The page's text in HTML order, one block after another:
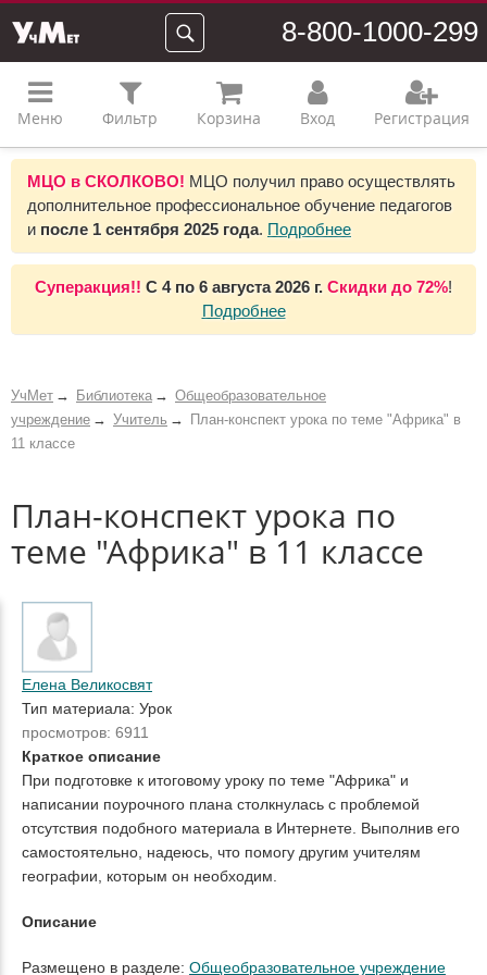
8-800-1000-299
Меню Фильтр Корзина Вход Регистрация
МЦО в СКОЛКОВО! МЦО получил право осуществлять
дополнительное профессиональное обучение педагогов
и после 1 сентября 2025 года. Подробнее
Суперакция!! С 4 по 6 августа 2026 г. Скидки до 72%!
Подробнее
УчМет Библиотека
Общеобразовательное
учреждение
Учитель
План-конспект урока по теме "Африка" в
11 классе
План-конспект урока по
теме "Африка" в 11 классе
Елена Великосвят
Тип материала: Урок
просмотров: 6911
Краткое описание
При подготовке к итоговому уроку по теме "Африка" и
написании поурочного плана столкнулась с проблемой
отсутствия подобного материала в Интернете. Выполнив его
самостоятельно, надеюсь, что помогу другим учителям
географии, которым он необходим.
Описание
Размещено в разделе: Общеобразовательное учреждение